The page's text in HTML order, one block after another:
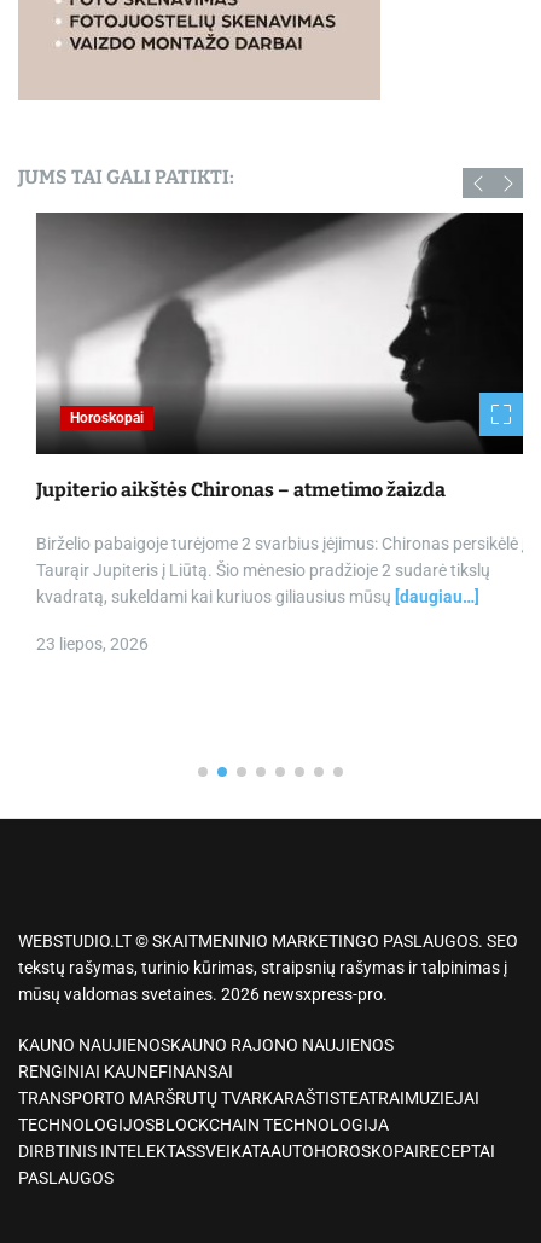
JUMS TAI GALI PATIKTI:
Horoskopai
Jupiterio aikštės Chironas – atmetimo žaizda
Birželio pabaigoje turėjome 2 svarbius įėjimus: Chironas persikėlė į
Taurąir Jupiteris į Liūtą. Šio mėnesio pradžioje 2 sudarė tikslų
kvadratą, sukeldami kai kuriuos giliausius mūsų[daugiau…]
23 liepos, 2026
WEBSTUDIO.LT © SKAITMENINIO MARKETINGO PASLAUGOS. SEO
tekstų rašymas, turinio kūrimas, straipsnių rašymas ir talpinimas į
mūsų valdomas svetaines. 2026 newsxpress-pro.
KAUNO NAUJIENOSKAUNO RAJONO NAUJIENOS
RENGINIAI KAUNEFINANSAI
TRANSPORTO MARŠRUTŲ TVARKARAŠTISTEATRAIMUZIEJAI
TECHNOLOGIJOSBLOCKCHAIN TECHNOLOGIJA
DIRBTINIS INTELEKTASSVEIKATAAUTOHOROSKOPAIRECEPTAI
PASLAUGOS